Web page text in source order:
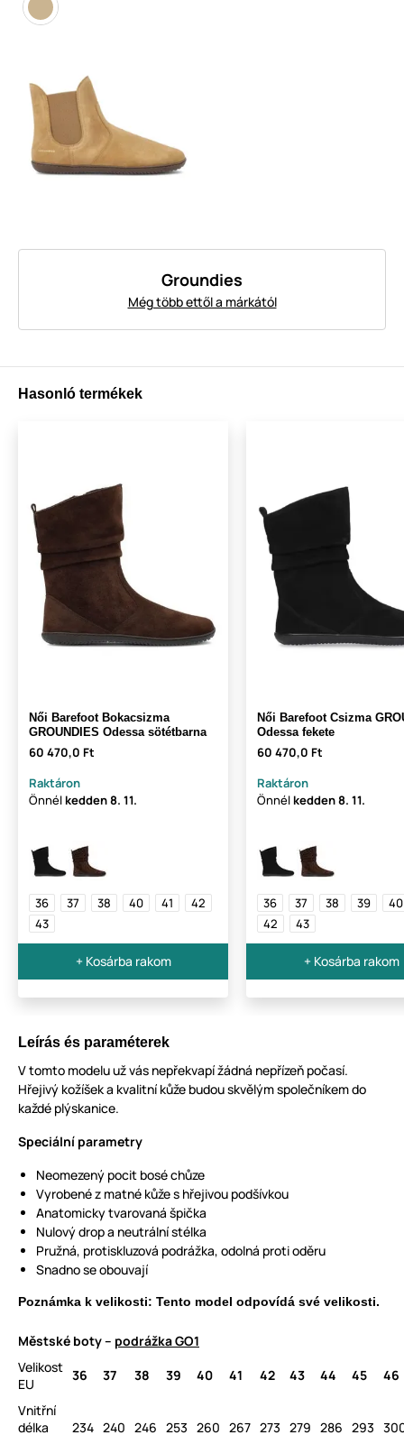
Groundies
Még több ettől a márkától
Hasonló termékek
Női Barefoot Bokacsizma
GROUNDIES Odessa sötétbarna
60 470,0 Ft
Raktáron
Önnélkedden8. 11.
36 37 38 40 41
42
43
+ Kosárba rakom
Női Barefoot Csizma
Odessa fekete
60 470,0 Ft
Raktáron
Önnélkedden8. 11.
36 37 38 39
40
42
43
+ Kosárba rakom
Leírás és paraméterek
V tomto modelu už vás nepřekvapí žádná nepřízeň počasí.
Hřejivý kožíšek a kvalitní kůže budou skvělým společníkem do
každé plýskanice.
Speciální parametry
Neomezený pocit bosé chůze
Vyrobené z matné kůže s hřejivou podšívkou
Anatomicky tvarovaná špička
Nulový drop a neutrální stélka
Pružná, protiskluzová podrážka, odolná proti oděru
Snadno se obouvají
Poznámka k velikosti: Tento model odpovídá své velikosti.
Městské boty – podrážka GO1
Velikost
EU
36 37 38 39 40 41 42 43 44 45 46
Vnitřní
délka
234 240 246 253 260 267 273 279 286 293